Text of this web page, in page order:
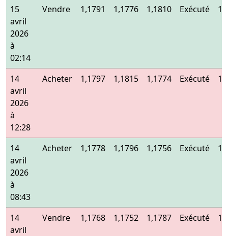
15
avril
2026
à
02:14
Vendre 1,1791 1,1776 1,1810 Exécuté
14
avril
2026
à
12:28
Acheter 1,1797 1,1815 1,1774 Exécuté
14
avril
2026
à
08:43
Acheter 1,1778 1,1796 1,1756 Exécuté
14
avril
Vendre 1,1768 1,1752 1,1787 Exécuté